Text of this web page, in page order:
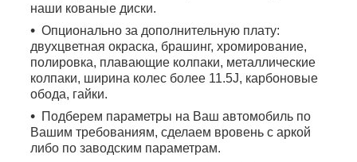
наши кованые диски.
Опционально за дополнительную плату:
двухцветная окраска, брашинг, хромирование,
полировка, плавающие колпаки, металлические
колпаки, ширина колес более 11.5J, карбоновые
обода, гайки.
Подберем параметры на Ваш автомобиль по
Вашим требованиям, сделаем вровень с аркой
либо по заводским параметрам.